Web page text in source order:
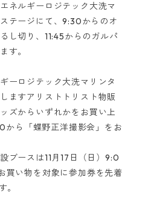
ネルギーロジテック大洗マ
テージにて、9:30からのオ
し切り、11:45からのガルパ
す。
ーロジテック大洗マリンタ
ますアリストトリスト物販
ズからいずれかをお買い上
から
「蝶野正洋撮影会」をお
ブースは11月17日（日）9:0
買い物を対象に参加券を先着
。